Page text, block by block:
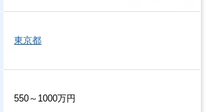
東京都
550～1000万円